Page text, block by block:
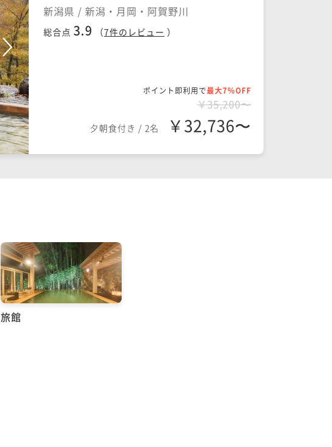
新潟県 / 新潟・月岡・阿賀野川
総合点 3.9 （7件のレビュー ）
ポイント即利用で最大7％OFF
￥35,200〜
夕朝食付き / 2名 ￥32,736〜
旅館